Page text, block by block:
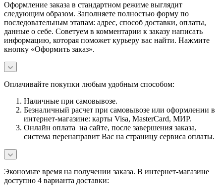
Оформление заказа в стандартном режиме выглядит
следующим образом. Заполняете полностью форму по
последовательным этапам: адрес, способ доставки, оплаты,
данные о себе. Советуем в комментарии к заказу написать
информацию, которая поможет курьеру вас найти. Нажмите
кнопку «Оформить заказ».
Оплачивайте покупки любым удобным способом:
Наличные при самовывозе.
Безналичный расчет при самовывозе или оформлении в
интернет-магазине: карты Visa, MasterCard, МИР.
Онлайн оплата на сайте, после завершения заказа,
система перенаправит Вас на страницу сервиса оплаты.
Экономьте время на получении заказа. В интернет-магазине
доступно 4 варианта доставки: